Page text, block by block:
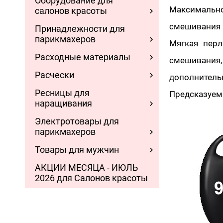
салонов красоты
Принадлежности для
парикмахеров
Расходные материалы
Расчески
Ресницы для
наращивания
Электротовары для
парикмахеров
Товары для мужчин
АКЦИИ МЕСЯЦА - ИЮЛЬ
2026 для Салонов красоты
смешивания
Мягкая